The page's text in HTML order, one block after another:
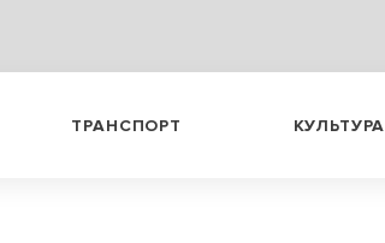
ТРАНСПОРТ КУЛЬТУРА